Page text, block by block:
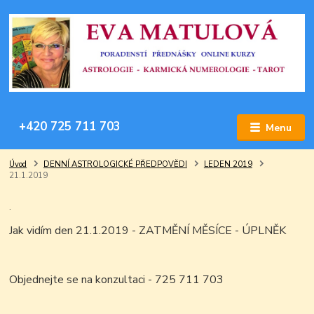
Menu
+420 725 711 703
Úvod DENNÍ ASTROLOGICKÉ PŘEDPOVĚDI
LEDEN 2019
21.1.2019
.
Jak vidím den 21.1.2019 - ZATMĚNÍ MĚSÍCE - ÚPLNĚK
Objednejte se na konzultaci - 725 711 703